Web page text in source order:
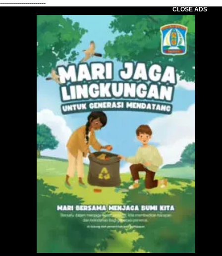
-----------------------
CLOSE ADS